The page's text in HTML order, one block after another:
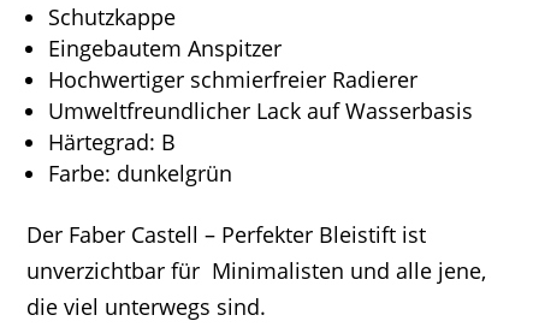
Schutzkappe
Eingebautem Anspitzer
Hochwertiger schmierfreier Radierer
Umweltfreundlicher Lack auf Wasserbasis
Härtegrad: B
Farbe: dunkelgrün
Der Faber Castell – Perfekter Bleistift ist
unverzichtbar für Minimalisten und alle jene,
die viel unterwegs sind.